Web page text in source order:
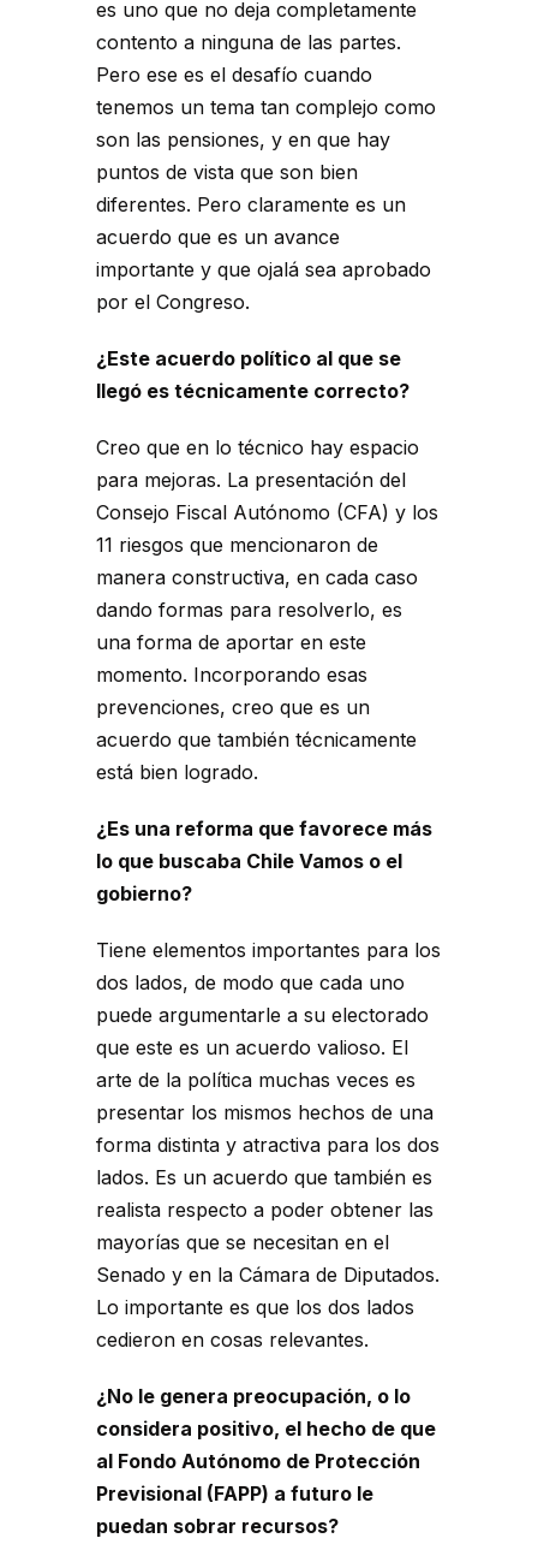
es uno que no deja completamente
contento a ninguna de las partes.
Pero ese es el desafío cuando
tenemos un tema tan complejo como
son las pensiones, y en que hay
puntos de vista que son bien
diferentes. Pero claramente es un
acuerdo que es un avance
importante y que ojalá sea aprobado
por el Congreso.
¿Este acuerdo político al que se
llegó es técnicamente correcto?
Creo que en lo técnico hay espacio
para mejoras. La presentación del
Consejo Fiscal Autónomo (CFA) y los
11 riesgos que mencionaron de
manera constructiva, en cada caso
dando formas para resolverlo, es
una forma de aportar en este
momento. Incorporando esas
prevenciones, creo que es un
acuerdo que también técnicamente
está bien logrado.
¿Es una reforma que favorece más
lo que buscaba Chile Vamos o el
gobierno?
Tiene elementos importantes para los
dos lados, de modo que cada uno
puede argumentarle a su electorado
que este es un acuerdo valioso. El
arte de la política muchas veces es
presentar los mismos hechos de una
forma distinta y atractiva para los dos
lados. Es un acuerdo que también es
realista respecto a poder obtener las
mayorías que se necesitan en el
Senado y en la Cámara de Diputados.
Lo importante es que los dos lados
cedieron en cosas relevantes.
¿No le genera preocupación, o lo
considera positivo, el hecho de que
al Fondo Autónomo de Protección
Previsional (FAPP) a futuro le
puedan sobrar recursos?